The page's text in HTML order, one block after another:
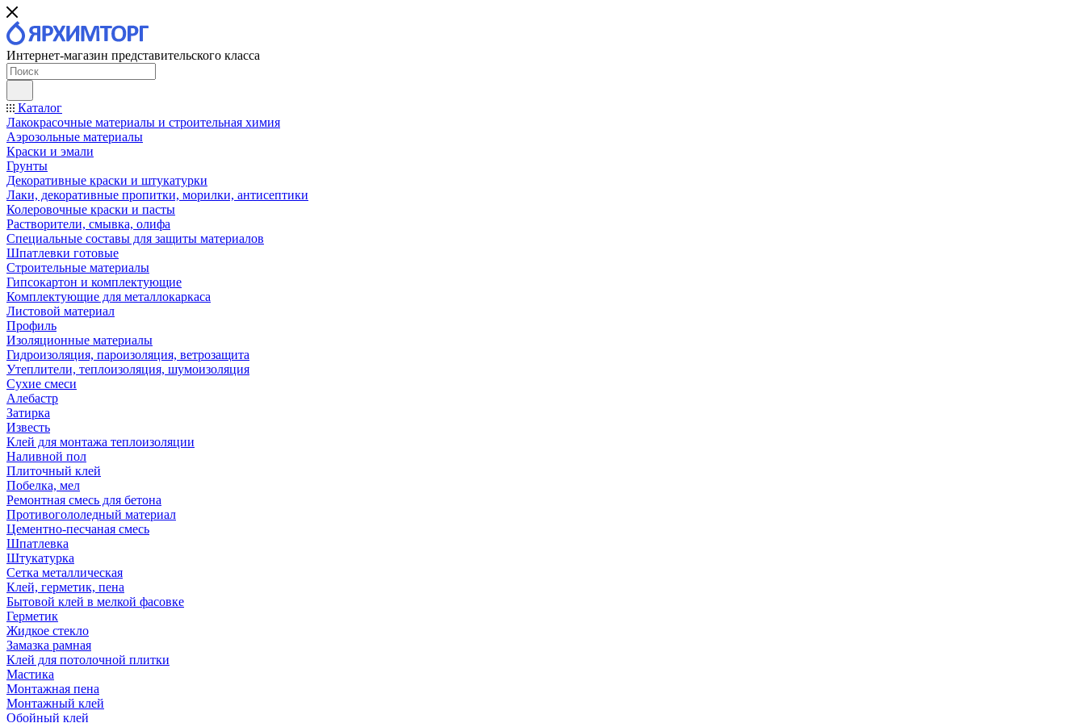
Интернет-магазин представительского класса
Каталог
Лакокрасочные материалы и строительная химия
Аэрозольные материалы
Краски и эмали
Грунты
Декоративные краски и штукатурки
Лаки, декоративные пропитки, морилки, антисептики
Колеровочные краски и пасты
Растворители, смывка, олифа
Специальные составы для защиты материалов
Шпатлевки готовые
Строительные материалы
Гипсокартон и комплектующие
Комплектующие для металлокаркаса
Листовой материал
Профиль
Изоляционные материалы
Гидроизоляция, пароизоляция, ветрозащита
Утеплители, теплоизоляция, шумоизоляция
Сухие смеси
Алебастр
Затирка
Известь
Клей для монтажа теплоизоляции
Наливной пол
Плиточный клей
Побелка, мел
Ремонтная смесь для бетона
Противогололедный материал
Цементно-песчаная смесь
Шпатлевка
Штукатурка
Сетка металлическая
Клей, герметик, пена
Бытовой клей в мелкой фасовке
Герметик
Жидкое стекло
Замазка рамная
Клей для потолочной плитки
Мастика
Монтажная пена
Монтажный клей
Обойный клей